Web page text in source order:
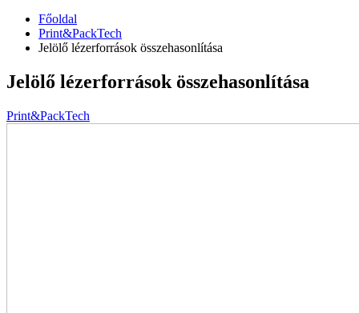
Főoldal
Print&PackTech
Jelölő lézerforrások összehasonlítása
Jelölő lézerforrások összehasonlítása
Print&PackTech